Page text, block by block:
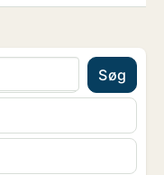
Søg